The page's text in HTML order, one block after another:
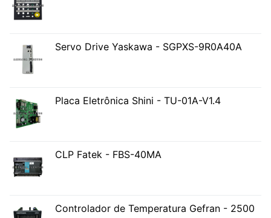
Servo Drive Yaskawa - SGPXS-9R0A40A
Placa Eletrônica Shini - TU-01A-V1.4
CLP Fatek - FBS-40MA
Controlador de Temperatura Gefran - 2500